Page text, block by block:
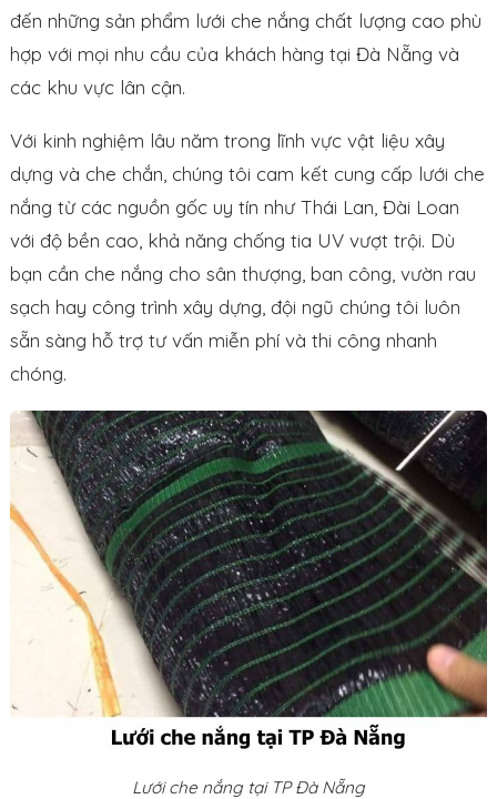
đến những sản phẩm lưới che nắng chất lượng cao phù
hợp với mọi nhu cầu của khách hàng tại Đà Nẵng và
các khu vực lân cận.
Với kinh nghiệm lâu năm trong lĩnh vực vật liệu xây
dựng và che chắn, chúng tôi cam kết cung cấp lưới che
nắng từ các nguồn gốc uy tín như Thái Lan, Đài Loan
với độ bền cao, khả năng chống tia UV vượt trội. Dù
bạn cần che nắng cho sân thượng, ban công, vườn rau
sạch hay công trình xây dựng, đội ngũ chúng tôi luôn
sẵn sàng hỗ trợ tư vấn miễn phí và thi công nhanh
chóng.
Lưới che nắng tại TP Đà Nẵng